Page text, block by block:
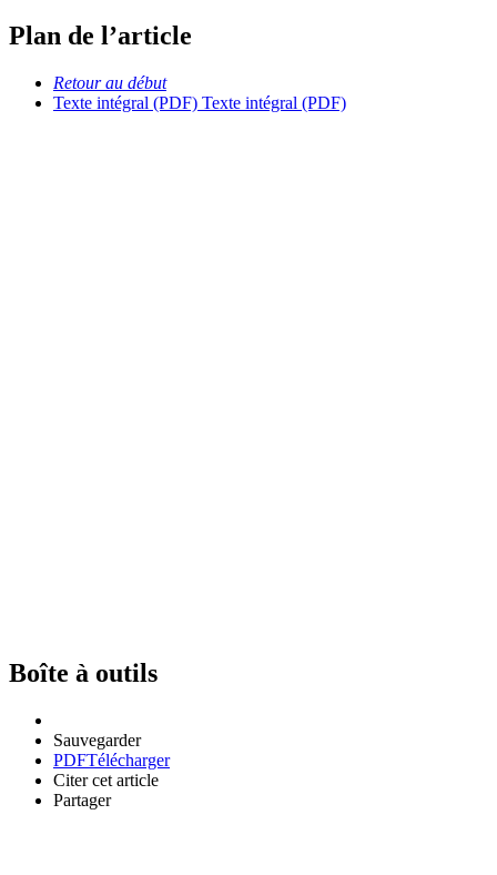
Plan de l’article
Retour au début
Texte intégral (PDF) Texte intégral (PDF)
Boîte à outils
Sauvegarder
PDFTélécharger
Citer cet article
Partager